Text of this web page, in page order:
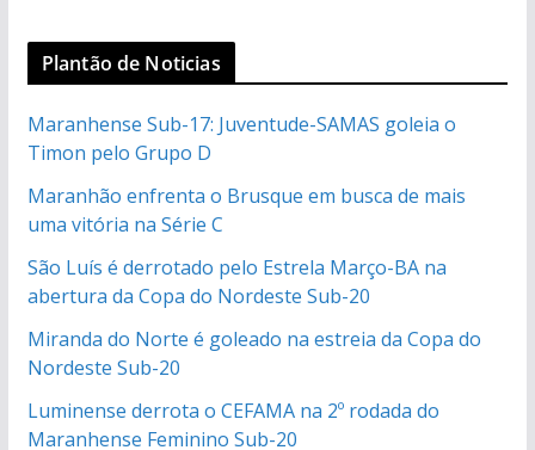
Plantão de Noticias
Maranhense Sub-17: Juventude-SAMAS goleia o
Timon pelo Grupo D
Maranhão enfrenta o Brusque em busca de mais
uma vitória na Série C
São Luís é derrotado pelo Estrela Março-BA na
abertura da Copa do Nordeste Sub-20
Miranda do Norte é goleado na estreia da Copa do
Nordeste Sub-20
Luminense derrota o CEFAMA na 2º rodada do
Maranhense Feminino Sub-20